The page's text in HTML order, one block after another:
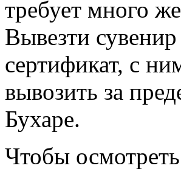
требует много
Вывезти
сертификат, с
вывозить за
Бухаре.
Чтобы